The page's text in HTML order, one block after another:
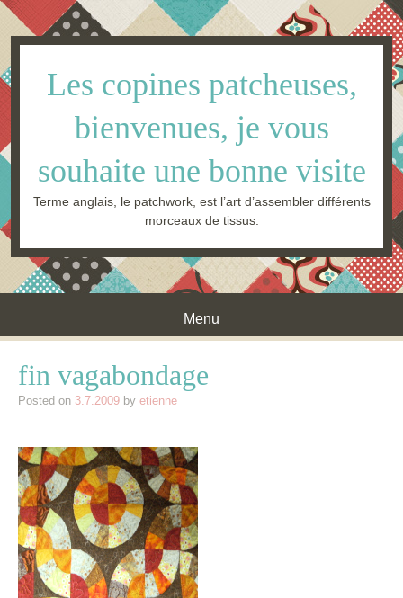
Les copines patcheuses,
bienvenues, je vous
souhaite une bonne visite
Terme anglais, le patchwork, est l’art d’assembler différents
morceaux de tissus.
Menu
fin vagabondage
Posted on 3.7.2009 by etienne